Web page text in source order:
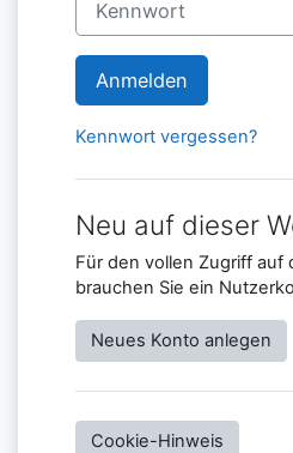
Anmelden
Kennwort vergessen?
Neu auf dieser
Für den vollen Zugriff auf
brauchen Sie ein
Neues Konto anlegen
Cookie-Hinweis